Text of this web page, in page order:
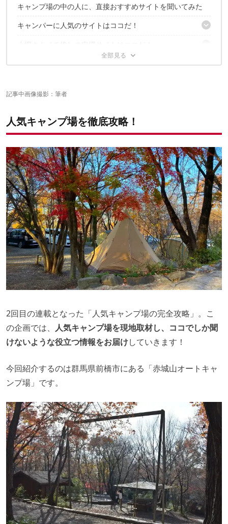
キャンプ場の中の人に、直接おすすめサイトを聞いてみた
キャンパーに人気のサイトはココだ！
キャンパーに人気のサイト③ ハンモックにぴったりの木がある
広々サイト
小堀さんイチ推しの穴場サイトはココだ！
小堀さんイチオシサイト① 空の抜け抜群！星を楽しむならオー
感あるサイト
季節で顔を変えるサイト
レギュラーシーズンはキャンプサイト料金がお得
利用してみて分かった！赤城山オートキャンプ場のさら
肉汁が口いっぱいに広がる“みずみずしい”こめこめ豚
毎週土曜日恒例のビンゴ大会
森で遊びながら学ぶ「森の楽校」
お湯が出る炊事場はやっぱりありがたい
シャワー室は無料で利用可能
大人も童心に帰る遊具たち
おすすめ近隣スポット：前橋名物の豚肉をおいしく味わうには
「とんとん広場」
赤城山オートキャンプ場＆福豚の里 とんとん広場のコラボ企画
「AKAGI PIG-OUT CAMP」
「赤城山オートキャンプ場」はまだまだ奥が深そうだ！
この記事が気にいったあなたに、オススメの3記事
記事中画像撮影：筆者
人気キャンプ場を徹底攻略！
2回目の連載となった「人気キャンプ場の完全攻略」。こ
の企画では、 人気キャンプ場を現地取材し、ココでしか聞
けないような役立つ情報をお届けしていきます！
今回紹介するのは群馬県前橋市にある「赤城山オートキャ
ンプ場」です。